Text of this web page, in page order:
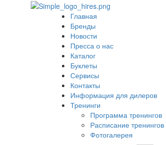
Главная
Бренды
Новости
Пресса о нас
Каталог
Буклеты
Сервисы
Контакты
Информация для дилеров
Тренинги
Программа тренингов
Расписание тренингов
Фотогалерея